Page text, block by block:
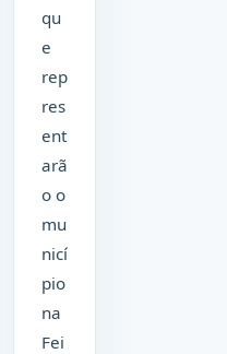
qu
e
rep
res
ent
arã
o o
mu
nicí
pio
na
Fei